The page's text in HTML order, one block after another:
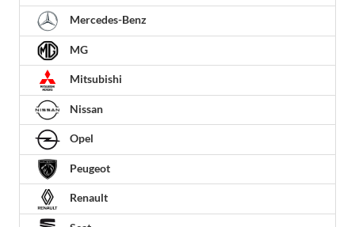
Mercedes-Benz
MG
Mitsubishi
Nissan
Opel
Peugeot
Renault